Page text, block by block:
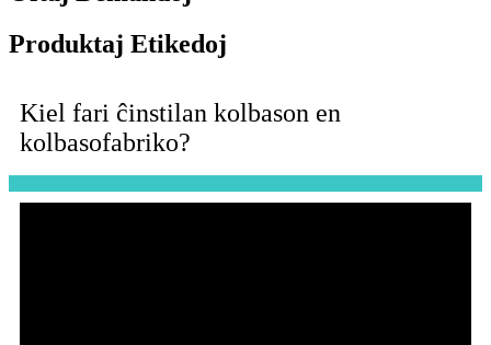
Produktaj Etikedoj
Kiel fari ĉinstilan kolbason en
kolbasofabriko?